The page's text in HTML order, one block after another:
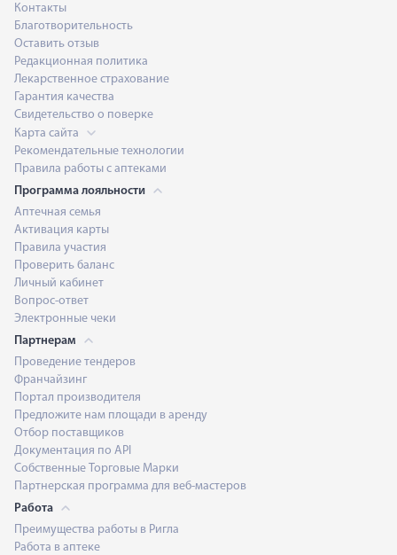
Контакты
Благотворительность
Оставить отзыв
Редакционная политика
Лекарственное страхование
Гарантия качества
Свидетельство о поверке
Карта сайта
Рекомендательные технологии
Правила работы с аптеками
Программа лояльности
Аптечная семья
Активация карты
Правила участия
Проверить баланс
Личный кабинет
Вопрос-ответ
Электронные чеки
Партнерам
Проведение тендеров
Франчайзинг
Портал производителя
Предложите нам площади в аренду
Отбор поставщиков
Документация по API
Собственные Торговые Марки
Партнерская программа для веб-мастеров
Работа
Преимущества работы в Ригла
Работа в аптеке